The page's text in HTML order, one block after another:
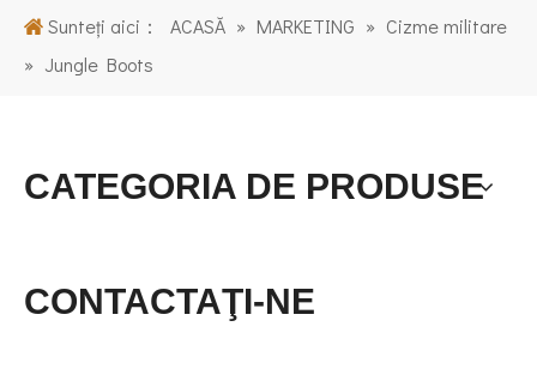
Sunteți aici： ACASĂ » MARKETING » Cizme militare
» Jungle Boots
CATEGORIA DE PRODUSE
CONTACTAŢI-NE